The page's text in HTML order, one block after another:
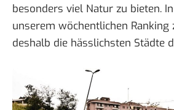
besonders viel Natur zu bieten. In
unserem wöchentlichen Ranking
deshalb die hässlichsten Städte